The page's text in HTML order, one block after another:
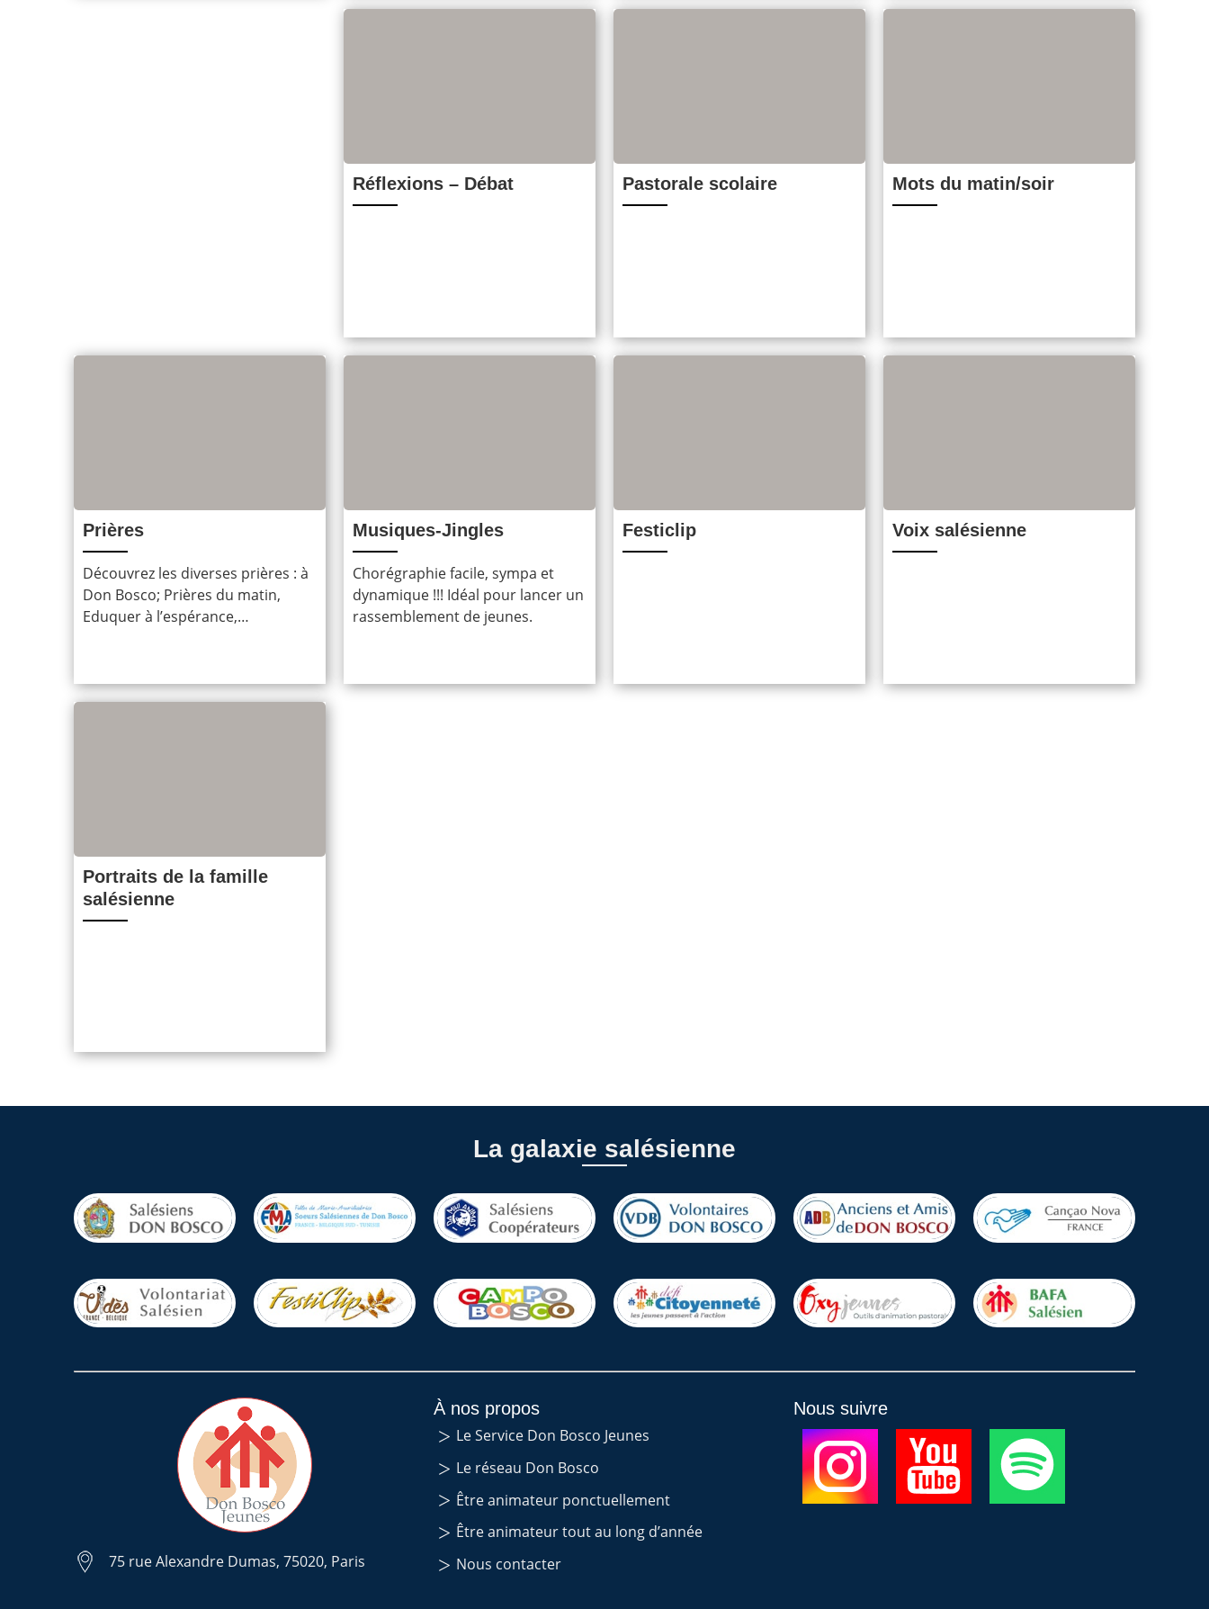
Réflexions – Débat Pastorale scolaire Mots du matin/soir
Prières
Découvrez les diverses prières : à
Don Bosco; Prières du matin,
Eduquer à l’espérance,…
Musiques-Jingles
Chorégraphie facile, sympa et
dynamique !!! Idéal pour lancer un
rassemblement de jeunes.
Festiclip Voix salésienne
Portraits de la famille
salésienne
La galaxie salésienne
75 rue Alexandre Dumas, 75020, Paris
À nos propos
Le Service Don Bosco Jeunes
Le réseau Don Bosco
Être animateur ponctuellement
Être animateur tout au long d’année
Nous contacter
Nous suivre